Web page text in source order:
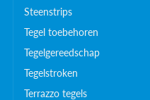
Steenstrips
Tegel toebehoren
Tegelgereedschap
Tegelstroken
Terrazzo tegels